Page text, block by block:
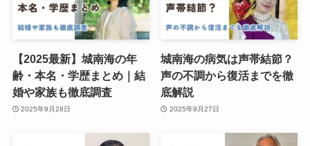
【2025最新】城南海の年
齢・本名・学歴まとめ｜結
婚や家族も徹底調査
2025年9月28日
城南海の病気は声帯結節？
声の不調から復活までを徹
底解説
2025年9月27日